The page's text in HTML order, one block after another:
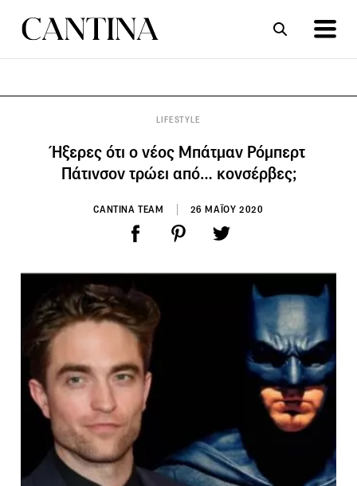
LIFESTYLE
Ήξερες ότι ο νέος Μπάτμαν Ρόμπερτ
Πάτινσον τρώει από… κονσέρβες;
CANTINA TEAM 26 ΜΑΪΟΥ 2020